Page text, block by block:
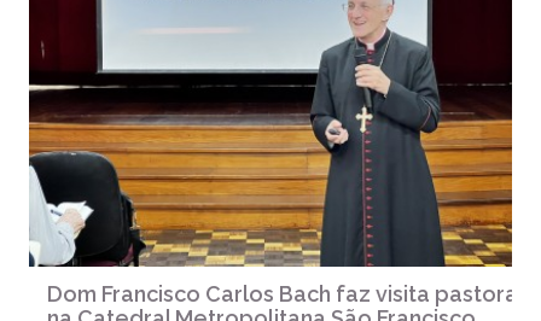
Dom Francisco Carlos Bach faz visita pastoral